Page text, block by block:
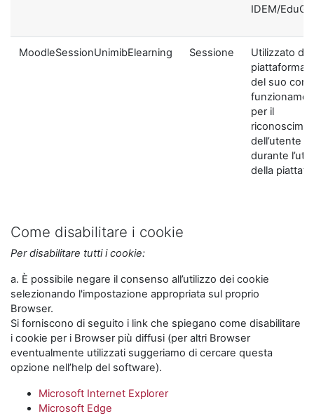
IDEM/
MoodleSessionUnimibElearning Sessione
Utilizzato
piattaforma
del suo
per il
dell’utente
durante
della
Come disabilitare i cookie
Per disabilitare tutti i cookie:
a. È possibile negare il consenso all’utilizzo dei cookie
selezionando l'impostazione appropriata sul proprio
Browser.
Si forniscono di seguito i link che spiegano come disabilitare
i cookie per i Browser più diffusi (per altri Browser
eventualmente utilizzati suggeriamo di cercare questa
opzione nell’help del software).
Microsoft Internet Explorer
Microsoft Edge